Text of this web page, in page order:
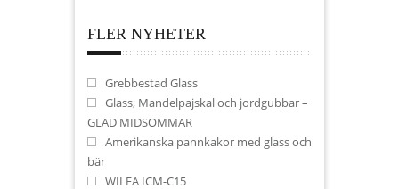
FLER NYHETER
Grebbestad Glass
Glass, Mandelpajskal och jordgubbar –
GLAD MIDSOMMAR
Amerikanska pannkakor med glass och
bär
WILFA ICM-C15